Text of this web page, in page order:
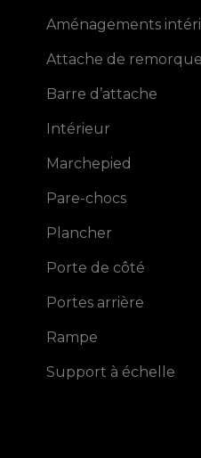
Aménagements
Attache de remorque
Barre d’attache
Intérieur
Marchepied
Pare-chocs
Plancher
Porte de côté
Portes arrière
Rampe
Support à échelle